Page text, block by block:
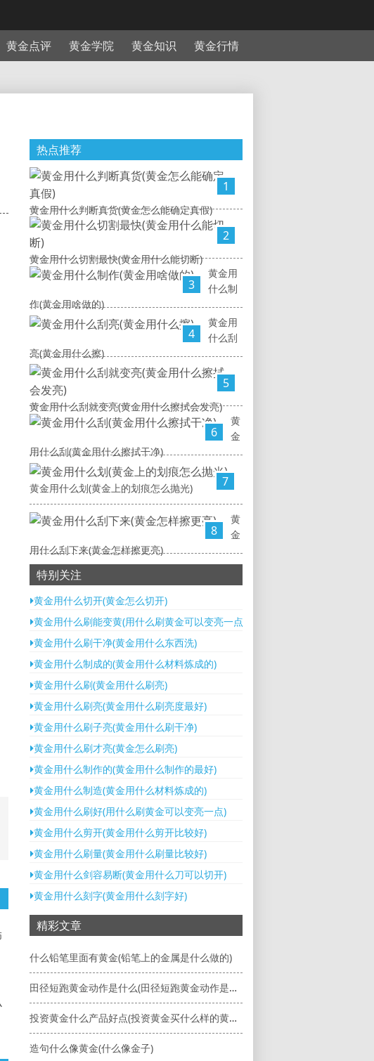
黄金点评 黄金学院 黄金知识 黄金行情
热点推荐
1
黄金用什么判断真货(黄金怎么能确定真假)
2
黄金用什么切割最快(黄金用什么能切断)
3
黄金用
什么制
作(黄金用啥做的)
4
黄金用
什么刮
亮(黄金用什么擦)
5
黄金用什么刮就变亮(黄金用什么擦拭会发亮)
6
黄
金
用什么刮(黄金用什么擦拭干净)
7
黄金用什么划(黄金上的划痕怎么抛光)
8
黄
金
用什么刮下来(黄金怎样擦更亮)
特别关注
黄金用什么切开(黄金怎么切开)
黄金用什么刷能变黄(用什么刷黄金可以变亮一点)
黄金用什么刷干净(黄金用什么东西洗)
黄金用什么制成的(黄金用什么材料炼成的)
黄金用什么刷(黄金用什么刷亮)
黄金用什么刷亮(黄金用什么刷亮度最好)
黄金用什么刷子亮(黄金用什么刷干净)
黄金用什么刷才亮(黄金怎么刷亮)
黄金用什么制作的(黄金用什么制作的最好)
黄金用什么制造(黄金用什么材料炼成的)
黄金用什么刷好(用什么刷黄金可以变亮一点)
黄金用什么剪开(黄金用什么剪开比较好)
黄金用什么刷量(黄金用什么刷量比较好)
黄金用什么剑容易断(黄金用什么刀可以切开)
黄金用什么刻字(黄金用什么刻字好)
精彩文章
什么铅笔里面有黄金(铅笔上的金属是什么做的)
田径短跑黄金动作是什么(田径短跑黄金动作是什么意思)
投资黄金什么产品好点(投资黄金买什么样的黄金实物)
造句什么像黄金(什么像金子)